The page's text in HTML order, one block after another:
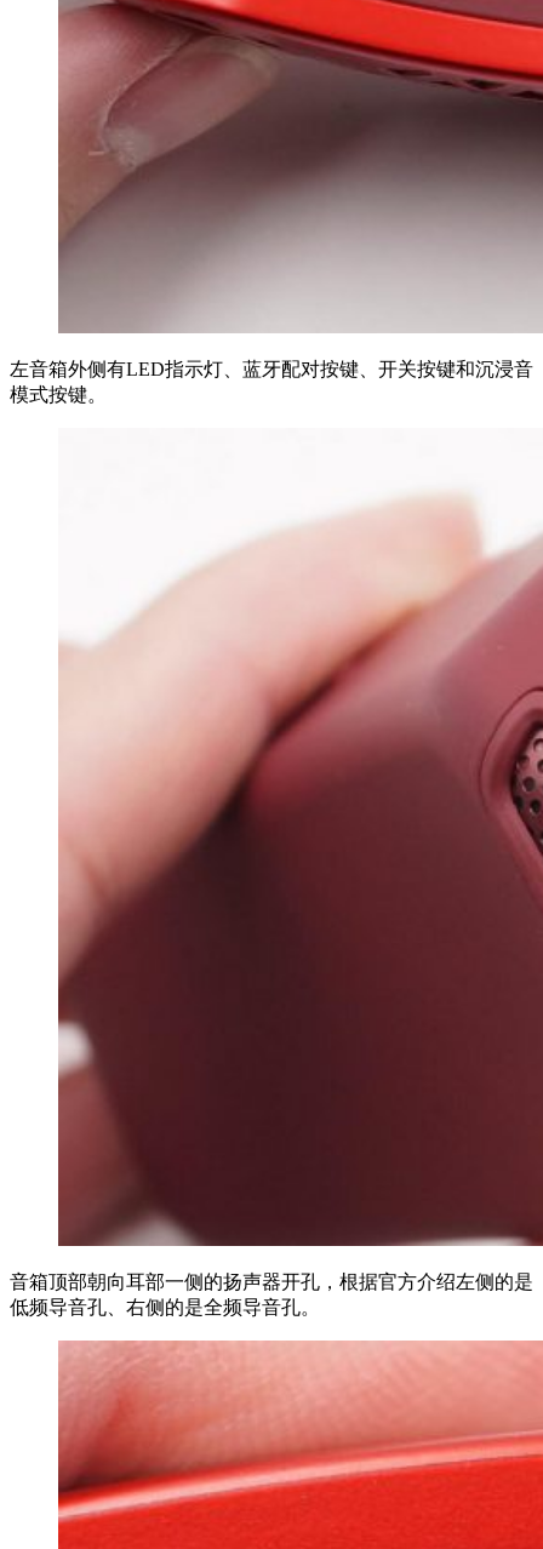
左音箱外侧有LED指示灯、蓝牙配对按键、开关按键和沉浸音
模式按键。
音箱顶部朝向耳部一侧的扬声器开孔，根据官方介绍左侧的是
低频导音孔、右侧的是全频导音孔。